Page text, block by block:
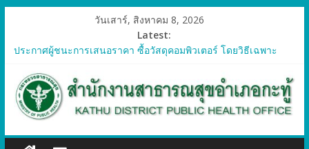
วันเสาร์, สิงหาคม 8, 2026
Latest:
ประกาศผู้ชนะการเสนอราคา ซื้อวัสดุคอมพิวเตอร์ โดยวิธีเฉพาะ
ประกาศผู้ชนะการเสนอราคา จัดซื้อวัสดุทางการแพทย์สำหรับ
โครงการป้องกันควบคุมโรคติดต่อและภัยสุขภาพในแรงงานต่างด้าว
อำเภอกะทู้ ปี 2569
เจาะจง